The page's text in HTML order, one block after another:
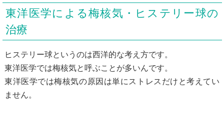
東洋医学による梅核気・ヒステリー球の
治療
ヒステリー球というのは西洋的な考え方です。
東洋医学では梅核気と呼ぶことが多いんです。
東洋医学では梅核気の原因は単にストレスだけと考えてい
ません。